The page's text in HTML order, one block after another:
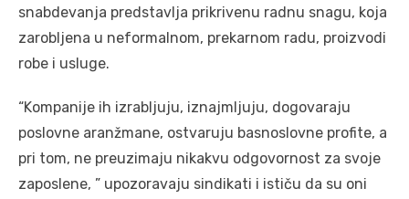
snabdevanja predstavlja prikrivenu radnu snagu, koja
zarobljena u neformalnom, prekarnom radu, proizvodi
robe i usluge.
“Kompanije ih izrabljuju, iznajmljuju, dogovaraju
poslovne aranžmane, ostvaruju basnoslovne profite, a
pri tom, ne preuzimaju nikakvu odgovornost za svoje
zaposlene, ” upozoravaju sindikati i ističu da su oni